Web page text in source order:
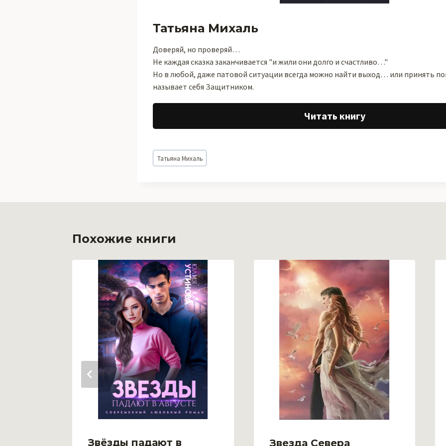
Татьяна Михаль
Доверяй, но проверяй…
Не каждая сказка заканчивается "и жили они долго и счастливо…"
Но в любой, даже патовой ситуации всегда можно найти выход… или принять
называет себя Защитником.
Читать книгу
Метки
записи:
Татьяна Михаль
Похожие книги
Звёзды падают в Звезда Севера